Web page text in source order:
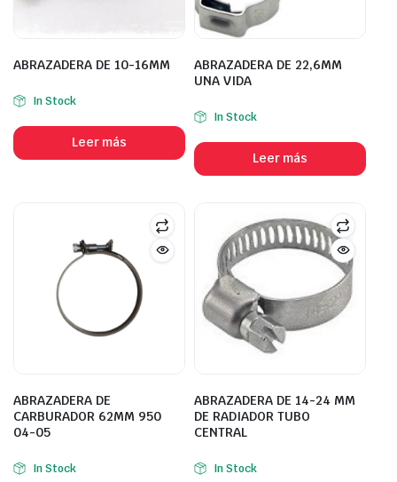
ABRAZADERA DE 10-16MM
In Stock
Leer más
ABRAZADERA DE 22,6MM
UNA VIDA
In Stock
Leer más
ABRAZADERA DE
CARBURADOR 62MM 950
04-05
In Stock
ABRAZADERA DE 14-24 MM
DE RADIADOR TUBO
CENTRAL
In Stock